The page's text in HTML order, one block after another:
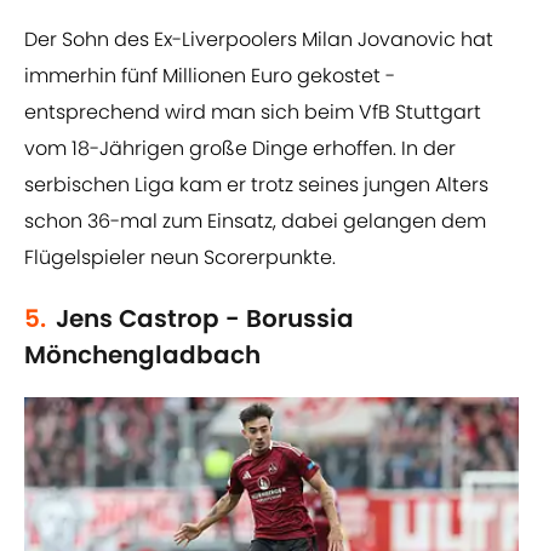
Der Sohn des Ex-Liverpoolers Milan Jovanovic hat
immerhin fünf Millionen Euro gekostet -
entsprechend wird man sich beim VfB Stuttgart
vom 18-Jährigen große Dinge erhoffen. In der
serbischen Liga kam er trotz seines jungen Alters
schon 36-mal zum Einsatz, dabei gelangen dem
Flügelspieler neun Scorerpunkte.
5. Jens Castrop - Borussia
Mönchengladbach